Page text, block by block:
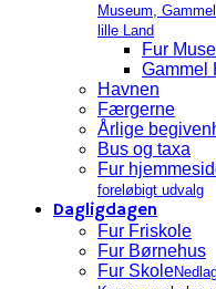
Museum,
lille Land
Fur
Gammel
Havnen
Færgerne
Årlige
Bus og taxa
Fur
foreløbigt udvalg
Dagligdagen
Fur Friskole
Fur Børnehus
Fur Skole